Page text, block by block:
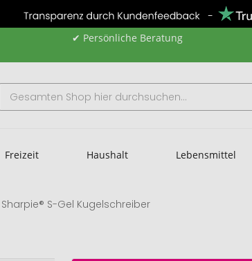
✔ Persönliche Beratung
Freizeit Haushalt Lebensmittel
Sharpie® S-Gel Kugelschreiber